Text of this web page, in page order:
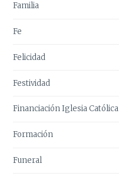
Familia
Fe
Felicidad
Festividad
Financiación Iglesia Católica
Formación
Funeral